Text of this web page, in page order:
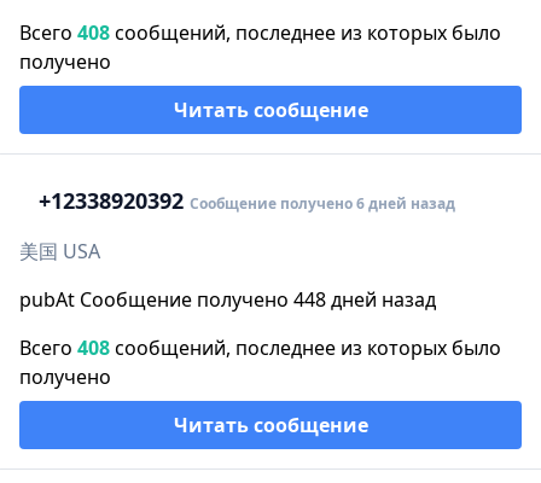
Всего 408сообщений, последнее из которых было
получено
Читать сообщение
+12338920392 Сообщение получено 6 дней назад
美国 USA
pubAt Сообщение получено 448 дней назад
Всего 408сообщений, последнее из которых было
получено
Читать сообщение